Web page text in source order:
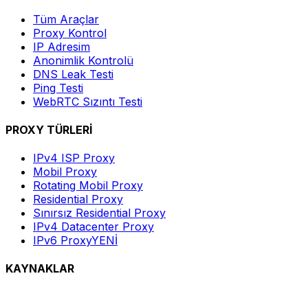
Tüm Araçlar
Proxy Kontrol
IP Adresim
Anonimlik Kontrolü
DNS Leak Testi
Ping Testi
WebRTC Sızıntı Testi
PROXY TÜRLERİ
IPv4 ISP Proxy
Mobil Proxy
Rotating Mobil Proxy
Residential Proxy
Sınırsız Residential Proxy
IPv4 Datacenter Proxy
IPv6 ProxyYENİ
KAYNAKLAR